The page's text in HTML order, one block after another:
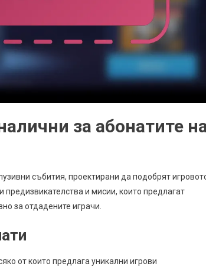
за абонатите
събития, проектирани да подобрят
и мисии, които предлагат
за отдадените играчи.
от които предлага уникални игрови